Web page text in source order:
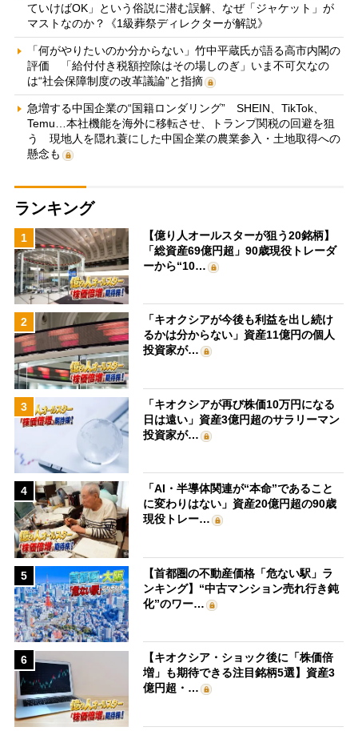
ていけばOK」という俗説に潜む誤解、なぜ「ジャケット」が
マストなのか？《1級葬祭ディレクターが解説》
「何がやりたいのか分からない」竹中平蔵氏が語る高市内閣の
評価 「給付付き税額控除はその場しのぎ」いま不可欠なの
は“社会保障制度の改革議論”と指摘
急増する中国企業の“国籍ロンダリング” SHEIN、TikTok、
Temu…本社機能を海外に移転させ、トランプ関税の回避を狙
う 現地人を隠れ蓑にした中国企業の農業参入・土地取得への
懸念も
ランキング
1
【億り人オールスターが狙う20銘柄】
「総資産69億円超」90歳現役トレーダ
ーから“10…
2
「キオクシアが今後も利益を出し続け
るかは分からない」資産11億円の個人
投資家が…
3
「キオクシアが再び株価10万円になる
日は遠い」資産3億円超のサラリーマン
投資家が…
4
「AI・半導体関連が“本命”であること
に変わりはない」資産20億円超の90歳
現役トレー…
5
【首都圏の不動産価格「危ない駅」ラ
ンキング】“中古マンション売れ行き鈍
化”のワー…
6
【キオクシア・ショック後に「株価倍
増」も期待できる注目銘柄5選】資産3
億円超・…